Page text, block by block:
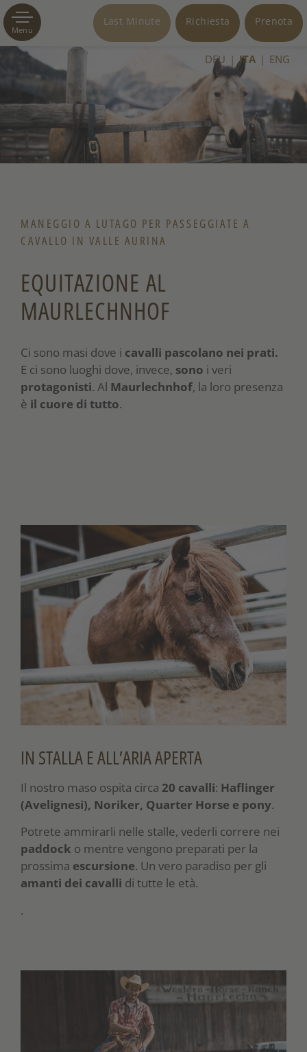
Menu
Prenota
Richiesta
Last Minute
DEU ITA ENG
MANEGGIO A LUTAGO PER PASSEGGIATE A
CAVALLO IN VALLE AURINA
EQUITAZIONE AL
MAURLECHNHOF
Ci sono masi dove i cavalli pascolano nei prati.
E ci sono luoghi dove, invece, sono i veri
protagonisti. Al Maurlechnhof, la loro presenza
è il cuore di tutto.
IN STALLA E ALL’ARIA APERTA
Il nostro maso ospita circa 20 cavalli: Haflinger
(Avelignesi), Noriker, Quarter Horse e pony.
Potrete ammirarli nelle stalle, vederli correre nei
paddock o mentre vengono preparati per la
prossima escursione. Un vero paradiso per gli
amanti dei cavalli di tutte le età.
.